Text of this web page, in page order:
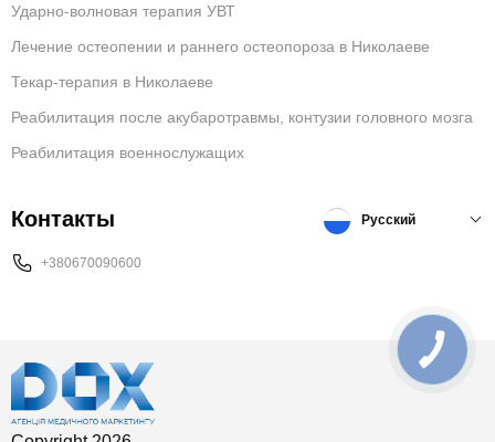
Ударно-волновая терапия УВТ
Лечение остеопении и раннего остеопороза в Николаеве
Текар-терапия в Николаеве
Реабилитация после акубаротравмы, контузии головного мозга
Реабилитация военнослужащих
Контакты
+380670090600
Русский